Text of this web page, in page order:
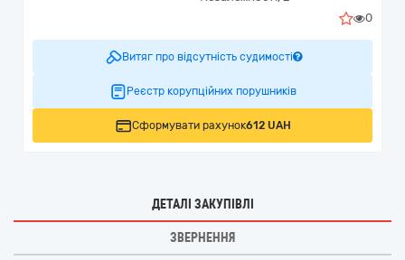
0
Витяг про відсутність судимості
Реєстр корупційних порушників
Сформувати рахунок612 UAH
ДЕТАЛІ ЗАКУПІВЛІ
ЗВЕРНЕННЯ